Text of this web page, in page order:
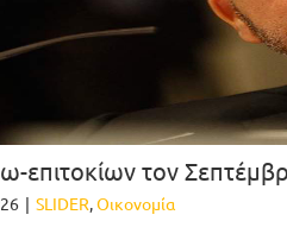
τον
| SLIDER,Οικονομία